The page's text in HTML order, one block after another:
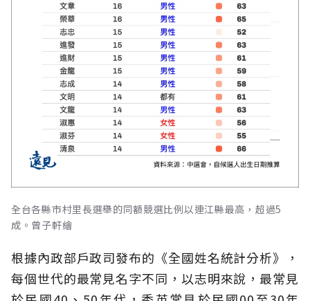
全台各縣市村里長選舉的同額競選比例以連江縣最高，超過5
成。曾子軒繪
根據內政部戶政司發布的《全國姓名統計分析》，
每個世代的最常見名字不同，以志明來說，最常見